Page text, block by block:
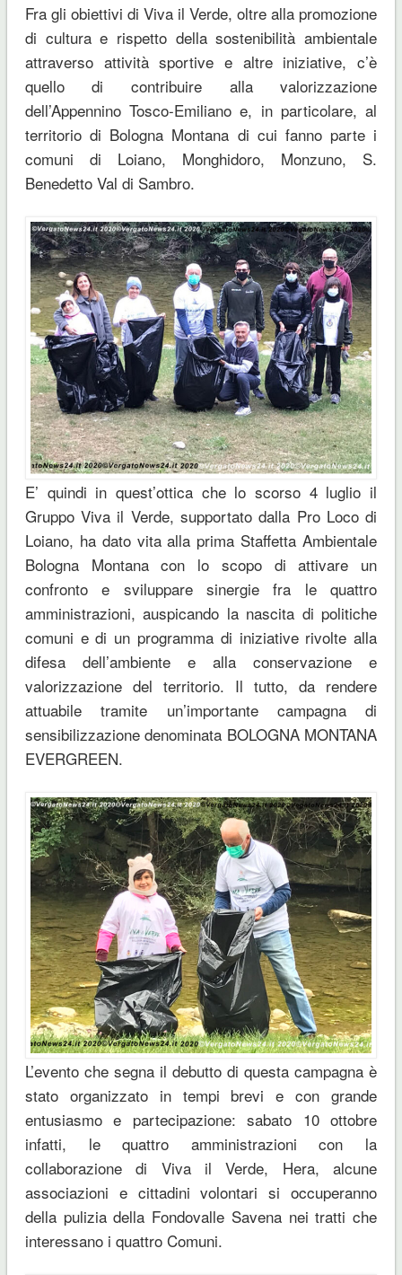
Fra gli obiettivi di Viva il Verde, oltre alla promozione
di cultura e rispetto della sostenibilità ambientale
attraverso attività sportive e altre iniziative, c’è
quello di contribuire alla valorizzazione
dell’Appennino Tosco-Emiliano e, in particolare, al
territorio di Bologna Montana di cui fanno parte i
comuni di Loiano, Monghidoro, Monzuno, S.
Benedetto Val di Sambro.
E’ quindi in quest’ottica che lo scorso 4 luglio il
Gruppo Viva il Verde, supportato dalla Pro Loco di
Loiano, ha dato vita alla prima Staffetta Ambientale
Bologna Montana con lo scopo di attivare un
confronto e sviluppare sinergie fra le quattro
amministrazioni, auspicando la nascita di politiche
comuni e di un programma di iniziative rivolte alla
difesa dell’ambiente e alla conservazione e
valorizzazione del territorio. Il tutto, da rendere
attuabile tramite un’importante campagna di
sensibilizzazione denominata BOLOGNA MONTANA
EVERGREEN.
L’evento che segna il debutto di questa campagna è
stato organizzato in tempi brevi e con grande
entusiasmo e partecipazione: sabato 10 ottobre
infatti, le quattro amministrazioni con la
collaborazione di Viva il Verde, Hera, alcune
associazioni e cittadini volontari si occuperanno
della pulizia della Fondovalle Savena nei tratti che
interessano i quattro Comuni.